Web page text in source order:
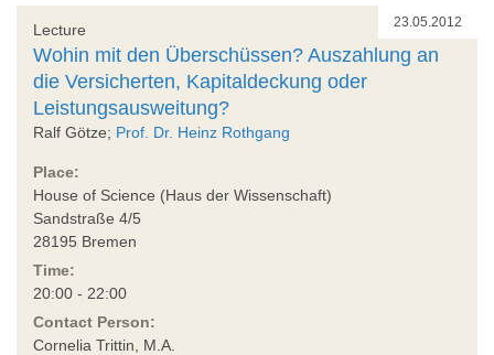
23.05.2012
Lecture
Wohin mit den Überschüssen? Auszahlung an
die Versicherten, Kapitaldeckung oder
Leistungsausweitung?
Ralf Götze; Prof. Dr. Heinz Rothgang
Place:
House of Science (Haus der Wissenschaft)
Sandstraße 4/5
28195 Bremen
Time:
20:00 - 22:00
Contact Person:
Cornelia Trittin, M.A.